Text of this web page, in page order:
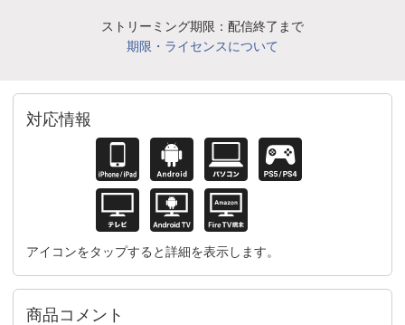
ストリーミング期限：配信終了まで
期限・ライセンスについて
対応情報
アイコンをタップすると詳細を表示します。
商品コメント